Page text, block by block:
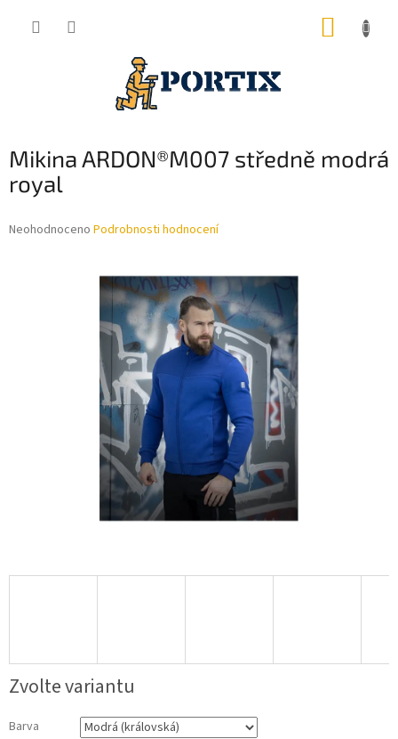
Mikina ARDON®M007 středně modrá
royal
Průměrné
Neohodnoceno Podrobnosti hodnocení
Zvolte variantu
Barva